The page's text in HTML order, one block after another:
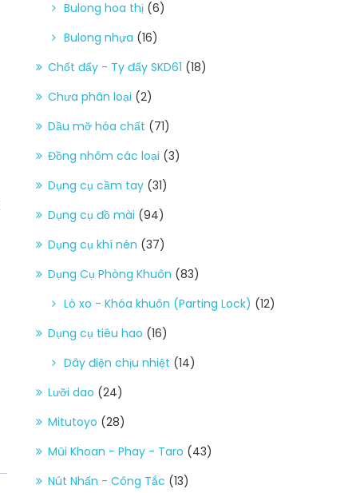
Bulong hoa thị (6)
Bulong nhựa (16)
Chốt đẩy - Ty đẩy SKD61 (18)
Chưa phân loại (2)
Dầu mỡ hóa chất (71)
Đồng nhôm các loại (3)
Dụng cụ cầm tay (31)
Dụng cụ đồ mài (94)
Dụng cụ khí nén (37)
Dụng Cụ Phòng Khuôn (83)
Lò xo - Khóa khuôn (Parting Lock) (12)
Dụng cụ tiêu hao (16)
Dây điện chịu nhiệt (14)
Lưỡi dao (24)
Mitutoyo (28)
Mũi Khoan - Phay - Taro (43)
Nút Nhấn - Công Tắc (13)